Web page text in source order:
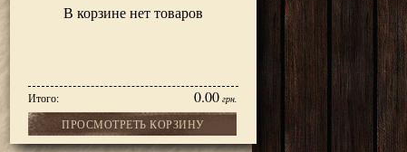
В корзине нет товаров
Итого: 0.00 грн.
ПРОСМОТРЕТЬ КОРЗИНУ